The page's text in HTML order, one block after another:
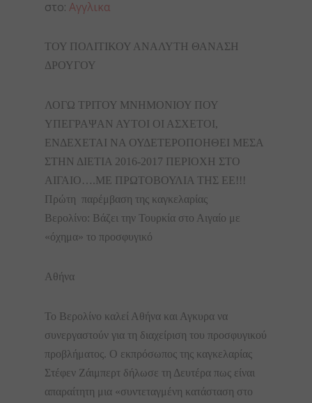
στο: Αγγλικα
ΤΟΥ ΠΟΛΙΤΙΚΟΥ ΑΝΑΛΥΤΗ ΘΑΝΑΣΗ
ΔΡΟΥΓΟΥ
ΛΟΓΩ ΤΡΙΤΟΥ ΜΝΗΜΟΝΙΟΥ ΠΟΥ
ΥΠΕΓΡΑΨΑΝ ΑΥΤΟΙ ΟΙ ΑΣΧΕΤΟΙ,
ΕΝΔΕΧΕΤΑΙ ΝΑ ΟΥΔΕΤΕΡΟΠΟΗΘΕΙ ΜΕΣΑ
ΣΤΗΝ ΔΙΕΤΙΑ 2016-2017 ΠΕΡΙΟΧΗ ΣΤΟ
ΑΙΓΑΙΟ….ΜΕ ΠΡΩΤΟΒΟΥΛΙΑ ΤΗΣ ΕΕ!!!
Πρώτη παρέμβαση της καγκελαρίας
Βερολίνο: Βάζει την Τουρκία στο Αιγαίο με
«όχημα» το προσφυγικό
Αθήνα
Το Βερολίνο καλεί Αθήνα και Αγκυρα να
συνεργαστούν για τη διαχείριση του προσφυγικού
προβλήματος. Ο εκπρόσωπος της καγκελαρίας
Στέφεν Ζάιμπερτ δήλωσε τη Δευτέρα πως είναι
απαραίτητη μια «συντεταγμένη κατάσταση στο